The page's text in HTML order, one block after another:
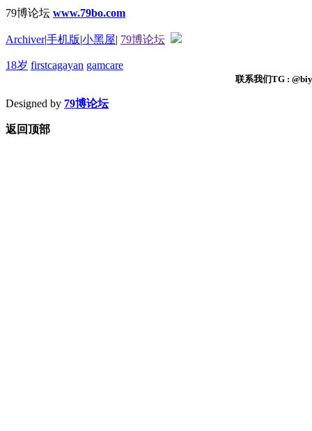
79博论坛 www.79bo.com
Archiver|手机版|小黑屋| 79博论坛
18岁 firstcagayan gamcare
联系我们TG :
Designed by 79博论坛
返回顶部